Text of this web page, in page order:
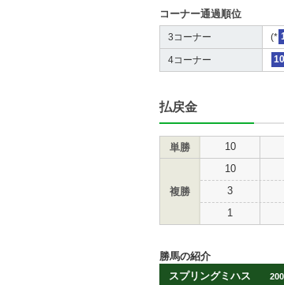
コーナー通過順位
3コーナー (*
4コーナー 10
払戻金
単勝 10
複勝
10
3
1
勝馬の紹介
スプリングミハス